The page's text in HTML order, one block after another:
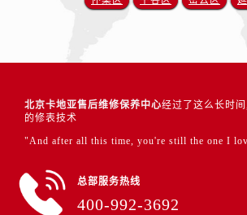
北京卡地亚售后维修保养中心经过了这么长时
的修表技术
"And after all this time, you're still the one I
总部服务热线
400-992-3692